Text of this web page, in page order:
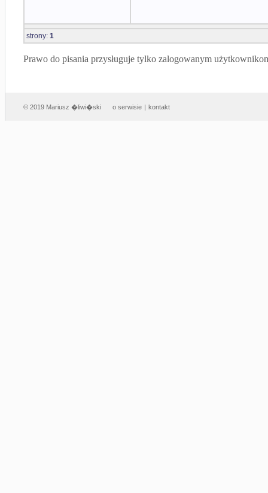
strony: 1
Prawo do pisania przysługuje tylko zalogowanym
© 2019 Mariusz �liwi�ski o serwisie | kontakt